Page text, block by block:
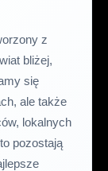
z
bliżej,
się
ale także
lokalnych
pozostają